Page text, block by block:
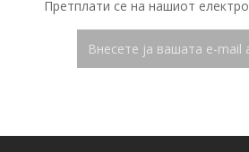
Претплати се на нашиот